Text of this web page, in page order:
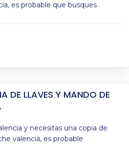
es probable que busques
DE LLAVES Y MANDO DE
y necesitas una copia de
valencia, es probable